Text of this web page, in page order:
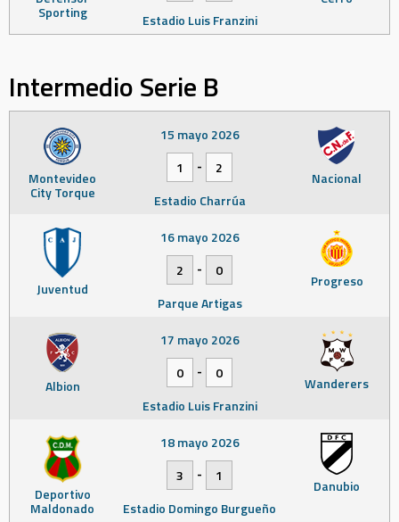
Sporting
Estadio Luis Franzini
Intermedio Serie B
Montevideo
City Torque
Nacional
15 mayo 2026
1
-
2
Estadio Charrúa
Juventud Progreso
16 mayo 2026
2
-
0
Parque Artigas
Albion Wanderers
17 mayo 2026
0
-
0
Estadio Luis Franzini
Deportivo
Maldonado
Danubio
18 mayo 2026
3
-
1
Estadio Domingo Burgueño